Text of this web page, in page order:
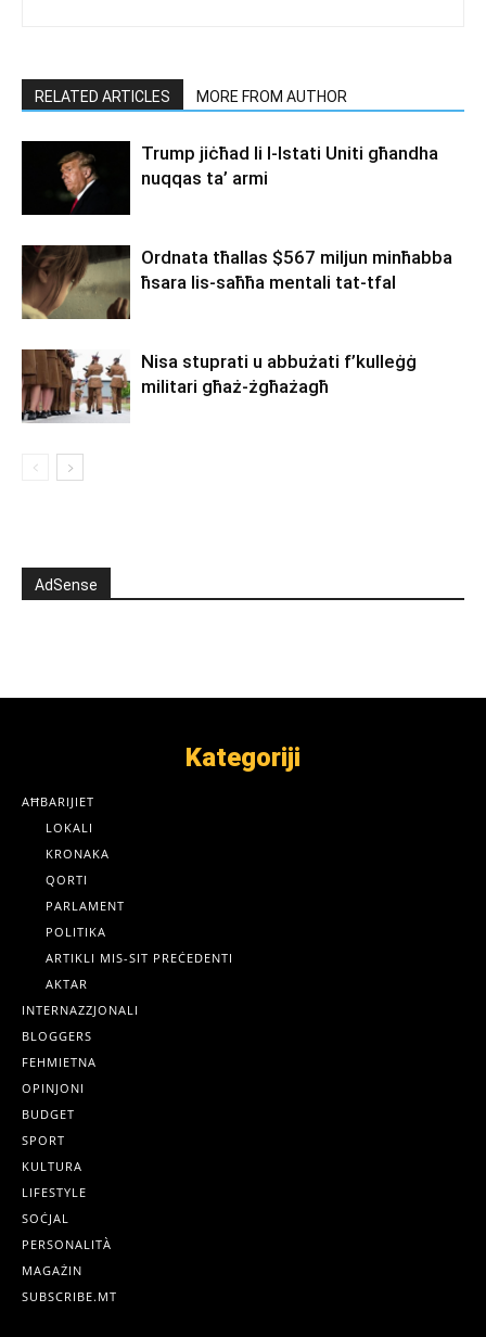
RELATED ARTICLES MORE FROM AUTHOR
Trump jiċħad li l-Istati Uniti għandha
nuqqas ta’ armi
Ordnata tħallas $567 miljun minħabba
ħsara lis-saħħa mentali tat-tfal
Nisa stuprati u abbużati f’kulleġġ
militari għaż-żgħażagħ
AdSense
Kategoriji
AĦBARIJIET
LOKALI
KRONAKA
QORTI
PARLAMENT
POLITIKA
ARTIKLI MIS-SIT PREĊEDENTI
AKTAR
INTERNAZZJONALI
BLOGGERS
FEHMIETNA
OPINJONI
BUDGET
SPORT
KULTURA
LIFESTYLE
SOĊJAL
PERSONALITÀ
MAGAŻIN
SUBSCRIBE.MT